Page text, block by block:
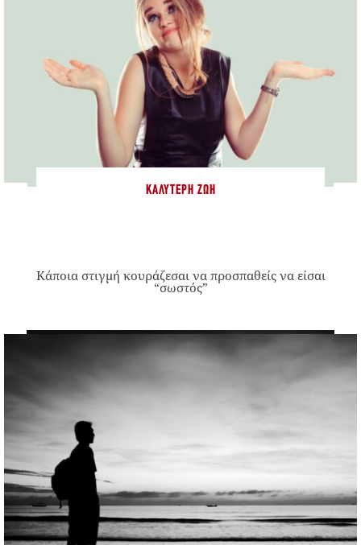
ΚΑΛΎΤΕΡΗ ΖΩΉ
Κάποια στιγμή κουράζεσαι να προσπαθείς να είσαι
“σωστός”